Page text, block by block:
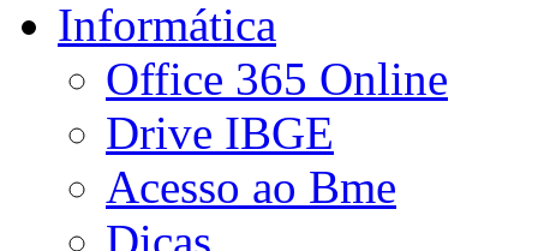
Informática
Office 365 Online
Drive IBGE
Acesso ao Bme
Dicas